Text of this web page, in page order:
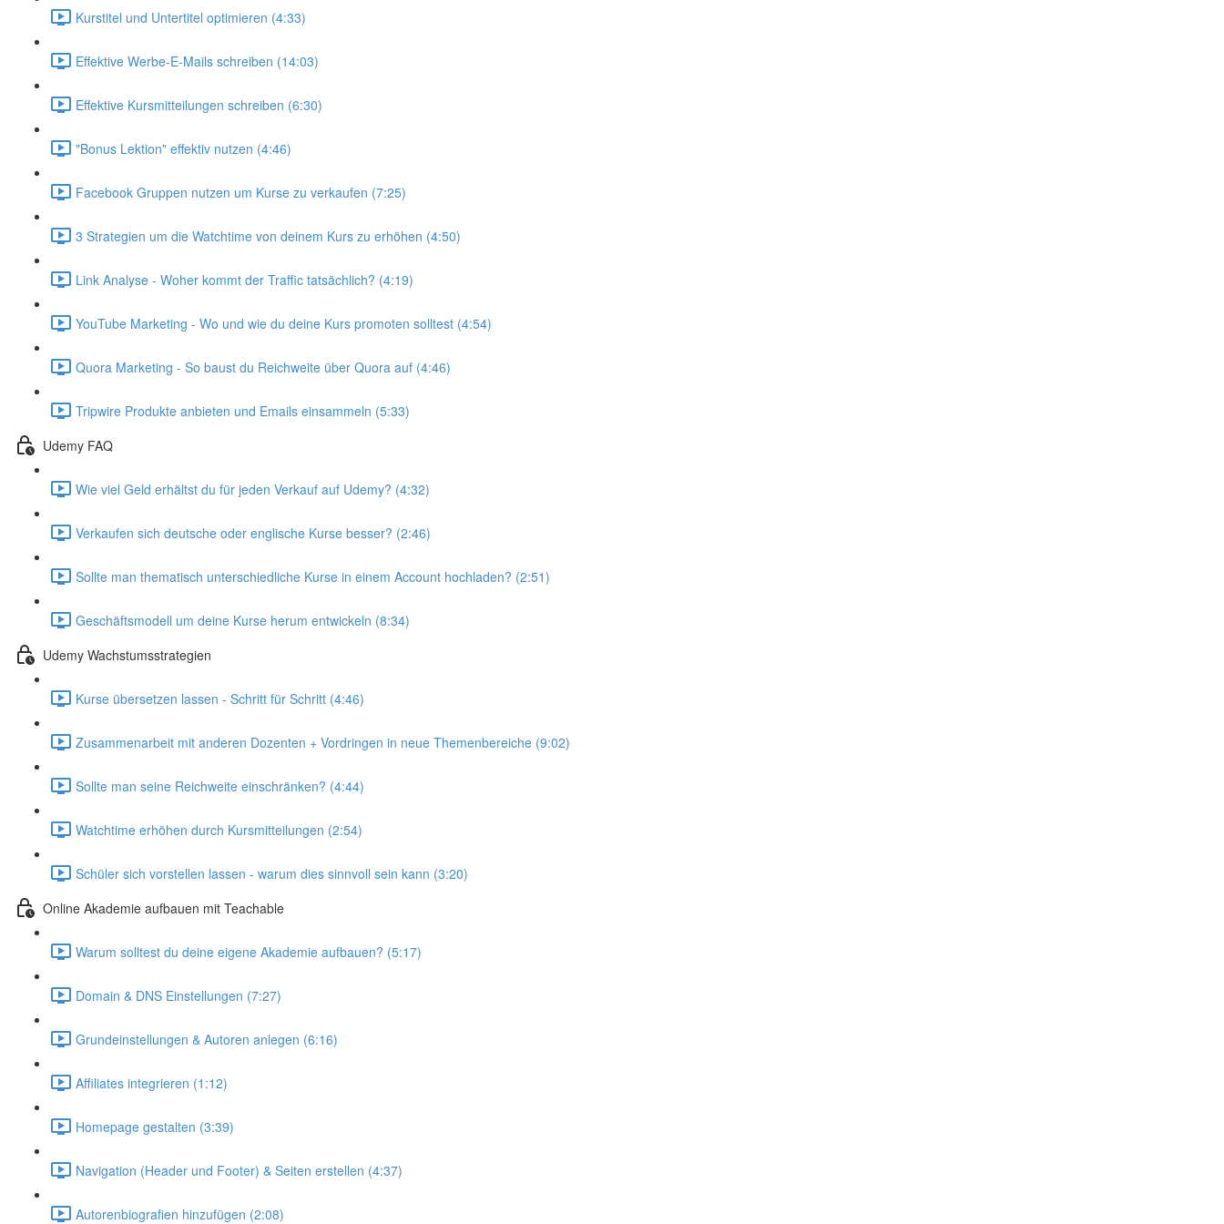
Kurstitel und Untertitel optimieren (4:33)
Effektive Werbe-E-Mails schreiben (14:03)
Effektive Kursmitteilungen schreiben (6:30)
"Bonus Lektion" effektiv nutzen (4:46)
Facebook Gruppen nutzen um Kurse zu verkaufen (7:25)
3 Strategien um die Watchtime von deinem Kurs zu erhöhen (4:50)
Link Analyse - Woher kommt der Traffic tatsächlich? (4:19)
YouTube Marketing - Wo und wie du deine Kurs promoten solltest (4:54)
Quora Marketing - So baust du Reichweite über Quora auf (4:46)
Tripwire Produkte anbieten und Emails einsammeln (5:33)
Udemy FAQ
Wie viel Geld erhältst du für jeden Verkauf auf Udemy? (4:32)
Verkaufen sich deutsche oder englische Kurse besser? (2:46)
Sollte man thematisch unterschiedliche Kurse in einem Account hochladen? (2:51)
Geschäftsmodell um deine Kurse herum entwickeln (8:34)
Udemy Wachstumsstrategien
Kurse übersetzen lassen - Schritt für Schritt (4:46)
Zusammenarbeit mit anderen Dozenten + Vordringen in neue Themenbereiche (9:02)
Sollte man seine Reichweite einschränken? (4:44)
Watchtime erhöhen durch Kursmitteilungen (2:54)
Schüler sich vorstellen lassen - warum dies sinnvoll sein kann (3:20)
Online Akademie aufbauen mit Teachable
Warum solltest du deine eigene Akademie aufbauen? (5:17)
Domain & DNS Einstellungen (7:27)
Grundeinstellungen & Autoren anlegen (6:16)
Affiliates integrieren (1:12)
Homepage gestalten (3:39)
Navigation (Header und Footer) & Seiten erstellen (4:37)
Autorenbiografien hinzufügen (2:08)